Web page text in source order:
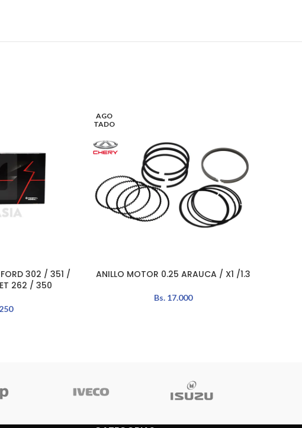
302 / 351 /
262 / 350
AGO
TADO
LEER MÁS
ANILLO MOTOR 0.25 ARAUCA / X1 /1.3
Bs. 17.000